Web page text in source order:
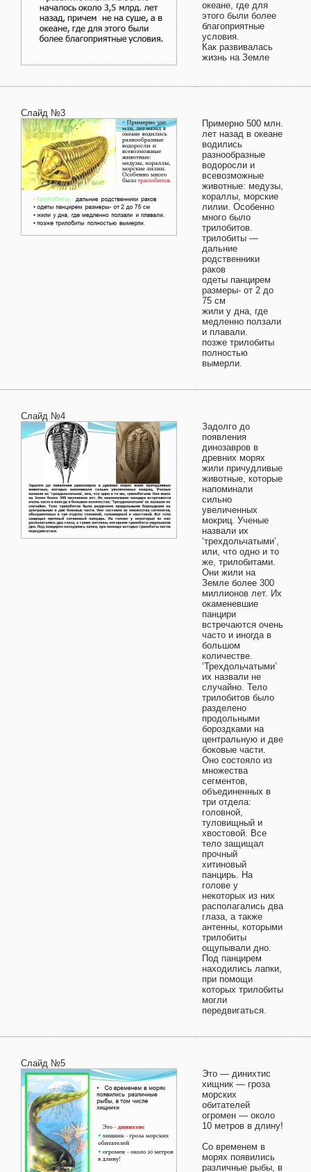
океане, где для
этого были более
благоприятные
условия.
Как развивалась
жизнь на Земле
Слайд №3
Примерно 500 млн.
лет назад в океане
водились
разнообразные
водоросли и
всевозможные
животные: медузы,
кораллы, морские
лилии. Особенно
много было
трилобитов.
трилобиты —
дальние
родственники
раков
одеты панцирем
размеры- от 2 до
75 см
жили у дна, где
медленно ползали
и плавали.
позже трилобиты
полностью
вымерли.
Слайд №4
Задолго до
появления
динозавров в
древних морях
жили причудливые
животные, которые
напоминали
сильно
увеличенных
мокриц. Ученые
назвали их
‘трехдольчатыми’,
или, что одно и то
же, трилобитами.
Они жили на
Земле более 300
миллионов лет. Их
окаменевшие
панцири
встречаются очень
часто и иногда в
большом
количестве.
‘Трехдольчатыми’
их назвали не
случайно. Тело
трилобитов было
разделено
продольными
бороздками на
центральную и две
боковые части.
Оно состояло из
множества
сегментов,
объединенных в
три отдела:
головной,
туловищный и
хвостовой. Все
тело защищал
прочный
хитиновый
панцирь. На
голове у
некоторых из них
располагались два
глаза, а также
антенны, которыми
трилобиты
ощупывали дно.
Под панцирем
находились лапки,
при помощи
которых трилобиты
могли
передвигаться.
Слайд №5
Это — динихтис
хищник — гроза
морских
обитателей
огромен — около
10 метров в длину!
Со временем в
морях появились
различные рыбы, в